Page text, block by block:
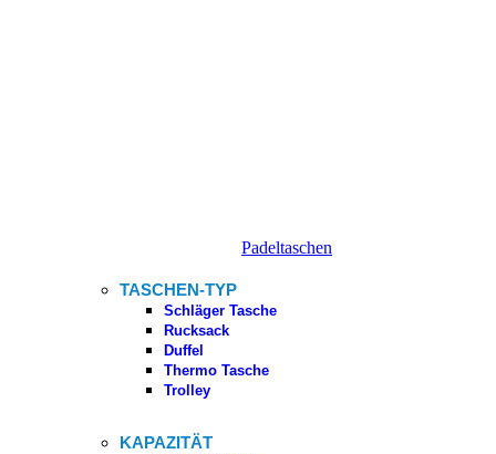
Padeltaschen
TASCHEN-TYP
Schläger Tasche
Rucksack
Duffel
Thermo Tasche
Trolley
KAPAZITÄT